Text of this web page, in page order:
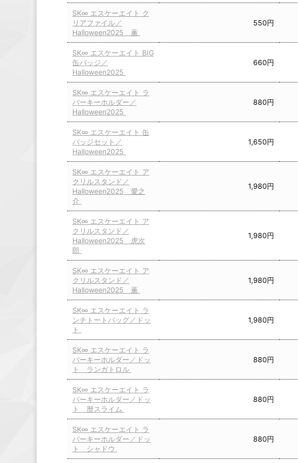
SK∞ エスケーエイト ク
リアファイル／
Halloween2025 薫
550円
SK∞ エスケーエイト BIG
缶バッジ／
Halloween2025
660円
SK∞ エスケーエイト ラ
バーキーホルダー／
Halloween2025
880円
SK∞ エスケーエイト 缶
バッジセット／
Halloween2025
1,650円
SK∞ エスケーエイト ア
クリルスタンド／
Halloween2025 愛之
介
1,980円
SK∞ エスケーエイト ア
クリルスタンド／
Halloween2025 虎次
郎
1,980円
SK∞ エスケーエイト ア
クリルスタンド／
Halloween2025 薫
1,980円
SK∞ エスケーエイト ラ
ンチトートバッグ／ドッ
ト
1,980円
SK∞ エスケーエイト ラ
バーキーホルダー／ドッ
ト ランガトロル
880円
SK∞ エスケーエイト ラ
バーキーホルダー／ドッ
ト 暦スライム
880円
SK∞ エスケーエイト ラ
バーキーホルダー／ドッ
ト シャドウ
880円